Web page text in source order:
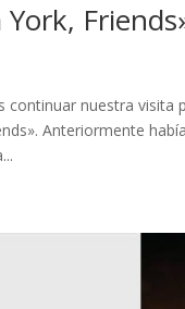
continuar nuestra visita
Anteriormente